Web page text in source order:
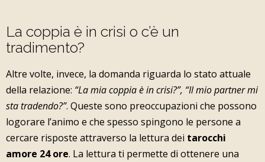
La coppia è in crisi o c’è un
tradimento?
Altre volte, invece, la domanda riguarda lo stato attuale
della relazione: “La mia coppia è in crisi?”, “Il mio partner mi
sta tradendo?”. Queste sono preoccupazioni che possono
logorare l’animo e che spesso spingono le persone a
cercare risposte attraverso la lettura dei tarocchi
amore 24 ore. La lettura ti permette di ottenere una